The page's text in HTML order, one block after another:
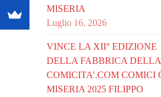
MISERIA
Luglio 16, 2026
VINCE LA XII° EDIZIONE
DELLA FABBRICA DELLA
COMICITA’.COM COMICI
MISERIA 2025 FILIPPO